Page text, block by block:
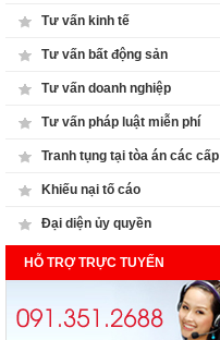
Tư vấn kinh tế
Tư vấn bất động sản
Tư vấn doanh nghiệp
Tư vấn pháp luật miễn phí
Tranh tụng tại tòa án các cấp
Khiếu nại tố cáo
Đại diện ủy quyền
HỖ TRỢ TRỰC TUYẾN